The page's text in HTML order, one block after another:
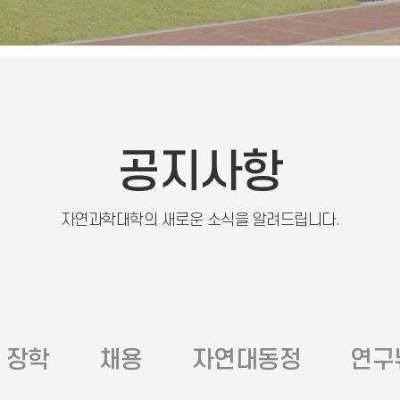
공지사항
자연과학대학의 새로운 소식을 알려드립니다.
장학 채용 자연대동정 연